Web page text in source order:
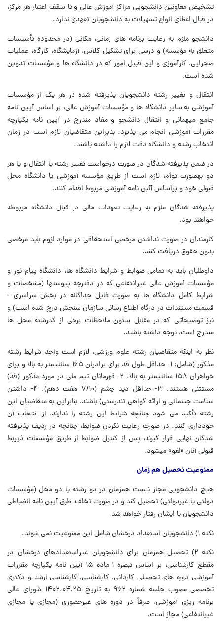
تشخیص معاونین دانشجویی مراکز آموزش عالی و تا سقف اعتبار هر مرکز،
در قبال اعطای انواع تسهیلات به دانشجویان تعهدی ندارد.
دانشجو ملزم به رعایت برنامه های زمانی، مکانی (در محدوده تأسیسات
متعلق به مؤسسه) و درسی برای تشکیل کلاس، آزمایشگاه، کارگاه، عملیات
صحرایی، کارآموزی و این قبیل امور که در دانشگاه ها و مؤسسات تدوین
شده است.
انتقال و تغییر رشته دانشجویان پذیرفته شده در هر یک از مؤسسات
آموزشی به سایر دانشگاه ها و مؤسسات آموزش عالی، بر اساس آیین نامه
جامع میهمانی و انتقال دانشجو و مفاد مندرج در آیین نامه یکپارچه
مقررات آموزشی انجام می پذیرد. بنابراین متقاضیان لازم است در زمان
انتخاب رشته و دانشگاه دقت لازم را داشته باشند.
در ضمن پذیرفته شدگان در صورت درخواست تغییر رشته یا انتقال و یا هر
دو بهصورت توأم، لازم است از طریق مؤسسه آموزشی یا دانشگاه محل
قبولی خود و براساس آئین نامه آموزشی مربوط اقدام کنند.
پذیرفته شدگان ملزم به رعایت تعهدات مالی در قبال دانشگاه مربوطه
خواهند بود.
کارمندان در صورت نداشتن مرخصی استحقاقی در موارد لزوم باید مرخصی
بدون حقوق دریافت کنند.
داوطلبان باید به تمامی ضوابط و شرایط دانشگاه ها، دانشگاه پیام نور و
مؤسسات آموزش عالی غیرانتفاعی که در دفترچه پیوستها (مشخصات و
شرایط کامل دانشگاه ها به صورت فایل جداگانه در بخش سراسری -
قسمت مستندات در درگاه اطلاع رسانی سازمان سنجش درج شده است) و
نیز توضیحاتی که در مقابل ستون ملاحظات برخی از کدرشته محل ها
مندرج است، توجه داشته باشند.
نظر به اینکه متقاضیان رشته علوم ورزشی، لازم است واجد شرایط رشته
مذکور (شامل: ۱- حداقل طول قد برای برادران ۱۶۵ سانتیمتر به بالا و برای
خواهران ۱۵۸ سانتیمتر به بالا. ۲- قهرمانان تیم ملی در مورد مذکور (قد)
مستثنی هستند. ۳- حداقل دید چشم (۷/۱۰ هفت دهم). ۴- داشتن
سلامت جسمانی و ارائه گواهی تندرستی) باشند، بنابراین به متقاضیان این
رشته تأکید می شود چنانچه شرایط این رشته را ندارند، از انتخاب آن
خودداری کنند. در صورت رعایت نکردن ضوابط، چنانچه در ردیف پذیرفته
شدگان نهایی قرار گیرند، پس از کنترل ضوابط از طریق مؤسسات ذیربط
قبولی آنان «لغو» میشود.
ممنوعیت تحصیل هم زمان
هیچ دانشجویی مجاز نیست همزمان در دو رشته یا دو محل (مؤسسات
دولتی یا غیردولتی) تحصیل کند و در صورت تخلف، طبق آیین نامه انضباطی
دانشجویان با ایشان رفتار خواهد شد.
نکته ۱) دانشجویان استعداد درخشان شامل این ممنوعیت نمی شوند.
نکته ۲) تحصیل همزمان برای دانشجویان غیراستعدادهای درخشان در
مقطع کارشناسی، بر اساس تبصره ۱ ماده ۱۵ آیین نامه یکپارچه مقررات
آموزشی دوره های تحصیلی کاردانی، کارشناسی، کارشناسی ارشد و دکتری
تخصصی مصوب جلسه شماره ۹۶۲ به تاریخ ۱۴۰۲.۰۴.۲۵ شورای عالی
برنامه ریزی آموزشی، صرفاً در دوره های غیرحضوری (مجازی یا مجازی
غیرانتفاعی) مجاز است.